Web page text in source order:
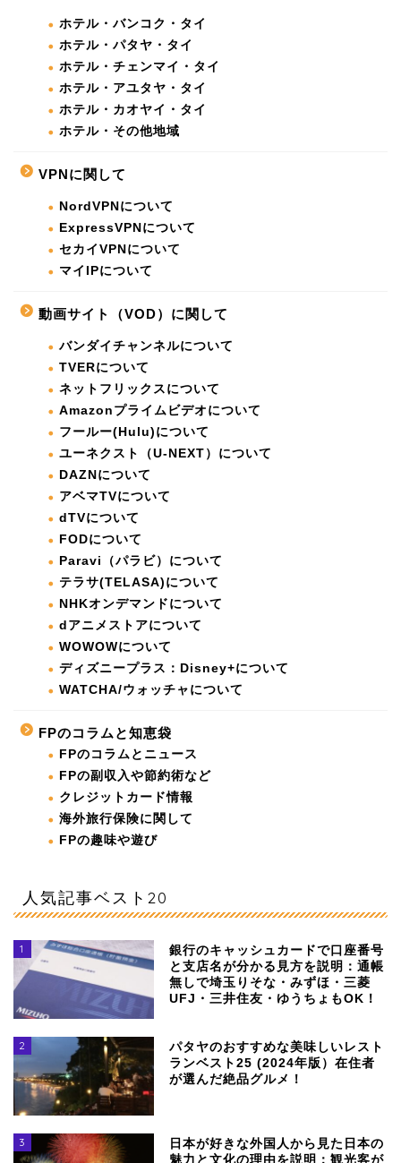
ホテル・バンコク・タイ
ホテル・パタヤ・タイ
ホテル・チェンマイ・タイ
ホテル・アユタヤ・タイ
ホテル・カオヤイ・タイ
ホテル・その他地域
VPNに関して
NordVPNについて
ExpressVPNについて
セカイVPNについて
マイIPについて
動画サイト（VOD）に関して
バンダイチャンネルについて
TVERについて
ネットフリックスについて
Amazonプライムビデオについて
フールー(Hulu)について
ユーネクスト（U-NEXT）について
DAZNについて
アベマTVについて
dTVについて
FODについて
Paravi（パラビ）について
テラサ(TELASA)について
NHKオンデマンドについて
dアニメストアについて
WOWOWについて
ディズニープラス：Disney+について
WATCHA/ウォッチャについて
FPのコラムと知恵袋
FPのコラムとニュース
FPの副収入や節約術など
クレジットカード情報
海外旅行保険に関して
FPの趣味や遊び
人気記事ベスト20
1
銀行のキャッシュカードで口座番号
と支店名が分かる見方を説明：通帳
無しで埼玉りそな・みずほ・三菱
UFJ・三井住友・ゆうちょもOK！
2
パタヤのおすすめな美味しいレスト
ランベスト25 (2024年版）在住者
が選んだ絶品グルメ！
3
日本が好きな外国人から見た日本の
魅力と文化の理由を説明：観光客が